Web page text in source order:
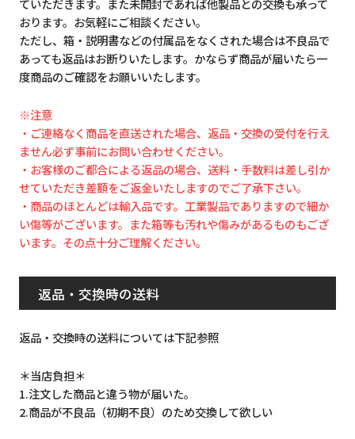
ていただきます。また未開封であれば他製品との交換も承って
おります。お気軽にご相談ください。
ただし、箱・説明書などの付属品をなくされた場合は不良品で
あっても返品はお断りいたします。かならず商品が届いたら一
度商品のご確認をお願いいたします。
※注意
・ご連絡なく商品を直送された場合、返品・交換の受付を行え
ません必ず事前にお問い合わせください。
・お客様のご都合による返品の場合、送料・手数料は差し引か
せていただき差額をご返金いたしますのでご了承下さい。
・商品のほとんどは輸入品です。工業製品でありますので細か
い傷等がございます。また箱等も汚れや傷みがあるものもござ
います。その点十分ご理解ください。
返品・交換時の送料
返品・交換時の送料については下記参照
＊当店負担＊
1.注文した商品と違う物が届いた。
2.商品が不良品（初期不良）のため交換して欲しい